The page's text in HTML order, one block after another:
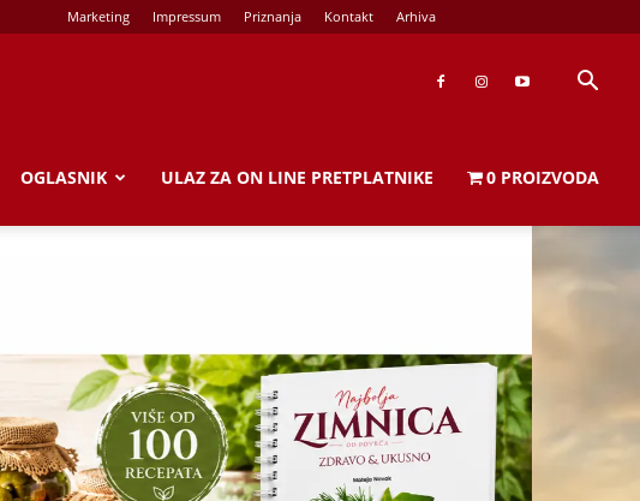
Marketing Impressum Priznanja Kontakt Arhiva
OGLASNIK ULAZ ZA ON LINE PRETPLATNIKE 0 PROIZVODA